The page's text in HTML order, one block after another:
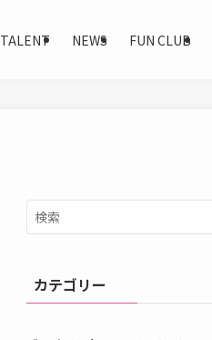
TALENT NEWS FUN CLUB
カテゴリー